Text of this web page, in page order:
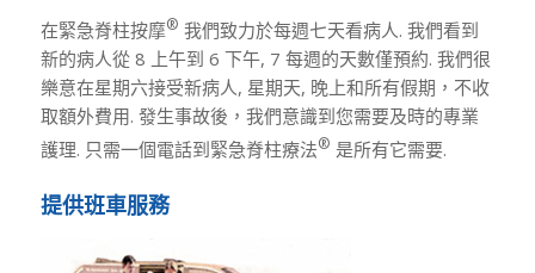
在緊急脊柱按摩® 我們致力於每週七天看病人. 我們看到
新的病人從 8 上午到 6 下午, 7 每週的天數僅預約. 我們很
樂意在星期六接受新病人, 星期天, 晚上和所有假期，不收
取額外費用. 發生事故後，我們意識到您需要及時的專業
護理. 只需一個電話到緊急脊柱療法® 是所有它需要.
提供班車服務